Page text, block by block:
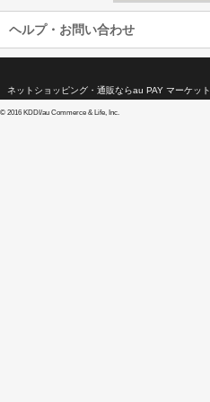
ヘルプ・お問い合わせ
ネットショッピング・通販ならau PAY マーケット
© 2016 KDDI/au Commerce & Life, Inc.